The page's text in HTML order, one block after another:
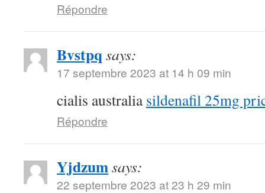
Répondre
Bvstpq says:
17 septembre 2023 at 14 h 09 min
cialis australiasildenafil 25mg
Répondre
Yjdzumsays:
22 septembre 2023 at 23 h 29 min